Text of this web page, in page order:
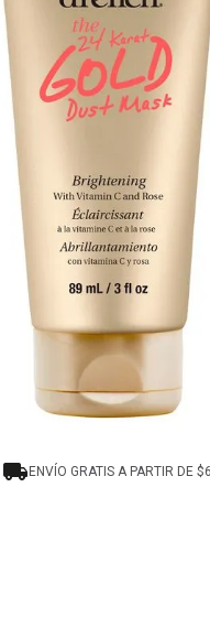
ENVÍO GRATIS A PARTIR DE
protectores
9. tinte
10. naked hair